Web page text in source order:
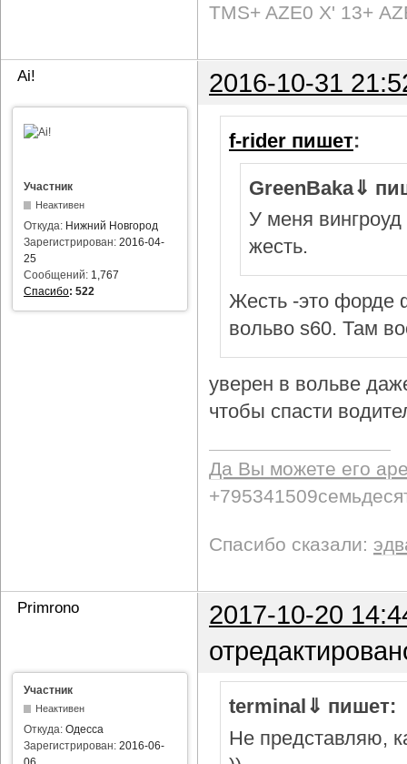
TMS+ AZE0 Х' 13+
Ai! 2016-10-31
Участник
Неактивен
Откуда: Нижний Новгород
Зарегистрирован: 2016-04-
25
Сообщений: 1,767
Спасибо: 522
f-rider пишет:
GreenBaka⇓
У меня вингроуд
жесть.
Жесть -это форде
вольво s60. Там
уверен в вольве
чтобы спасти
Да Вы можете его
Спасибо сказали:
Primrono
2017-10-20
Участник
Неактивен
Откуда: Одесса
Зарегистрирован: 2016-06-
terminal⇓ пишет:
Не представляю,